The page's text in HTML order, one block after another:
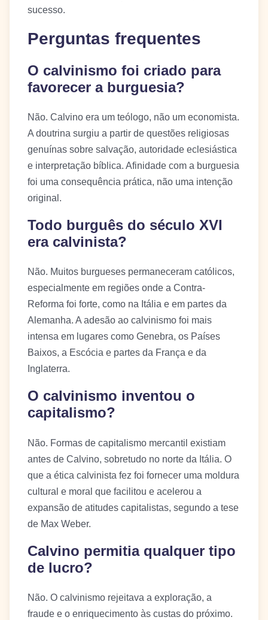
sucesso.
Perguntas frequentes
O calvinismo foi criado para
favorecer a burguesia?
Não. Calvino era um teólogo, não um economista.
A doutrina surgiu a partir de questões religiosas
genuínas sobre salvação, autoridade eclesiástica
e interpretação bíblica. Afinidade com a burguesia
foi uma consequência prática, não uma intenção
original.
Todo burguês do século XVI
era calvinista?
Não. Muitos burgueses permaneceram católicos,
especialmente em regiões onde a Contra-
Reforma foi forte, como na Itália e em partes da
Alemanha. A adesão ao calvinismo foi mais
intensa em lugares como Genebra, os Países
Baixos, a Escócia e partes da França e da
Inglaterra.
O calvinismo inventou o
capitalismo?
Não. Formas de capitalismo mercantil existiam
antes de Calvino, sobretudo no norte da Itália. O
que a ética calvinista fez foi fornecer uma moldura
cultural e moral que facilitou e acelerou a
expansão de atitudes capitalistas, segundo a tese
de Max Weber.
Calvino permitia qualquer tipo
de lucro?
Não. O calvinismo rejeitava a exploração, a
fraude e o enriquecimento às custas do próximo.